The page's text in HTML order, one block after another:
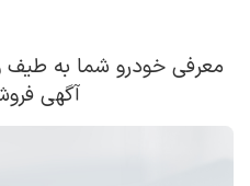
معرفی خودرو شما به طیف
آگهی